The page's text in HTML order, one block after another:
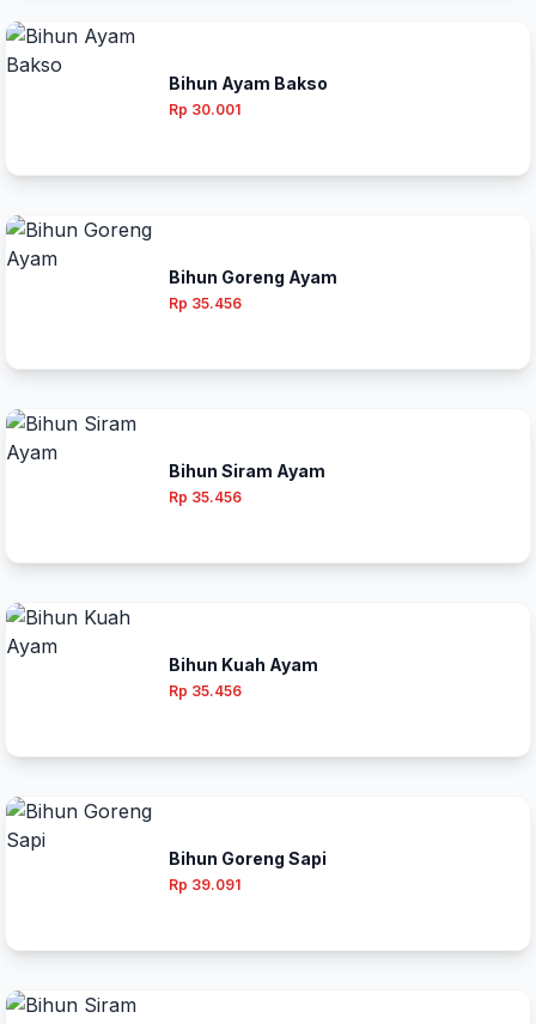
sering makan. "
Bihun Ayam Bakso
Rp 30.001
Bihun Goreng Ayam
Rp 35.456
Bihun Siram Ayam
Rp 35.456
Bihun Kuah Ayam
Rp 35.456
Bihun Goreng Sapi
Rp 39.091